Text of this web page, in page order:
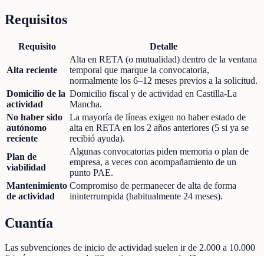
Requisitos
Requisito Detalle
Alta reciente
Alta en RETA (o mutualidad) dentro de la ventana
temporal que marque la convocatoria,
normalmente los 6–12 meses previos a la solicitud.
Domicilio de la
actividad
Domicilio fiscal y de actividad en Castilla-La
Mancha.
No haber sido
autónomo
reciente
La mayoría de líneas exigen no haber estado de
alta en RETA en los 2 años anteriores (5 si ya se
recibió ayuda).
Plan de
viabilidad
Algunas convocatorias piden memoria o plan de
empresa, a veces con acompañamiento de un
punto PAE.
Mantenimiento
de actividad
Compromiso de permanecer de alta de forma
ininterrumpida (habitualmente 24 meses).
Cuantía
Las subvenciones de inicio de actividad suelen ir de 2.000 a 10.000